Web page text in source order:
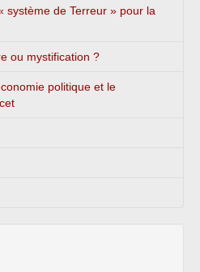
système de Terreur » pour la
ou mystification ?
politique et le